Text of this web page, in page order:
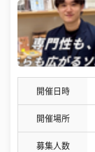
開催日時
開催場所
募集人数